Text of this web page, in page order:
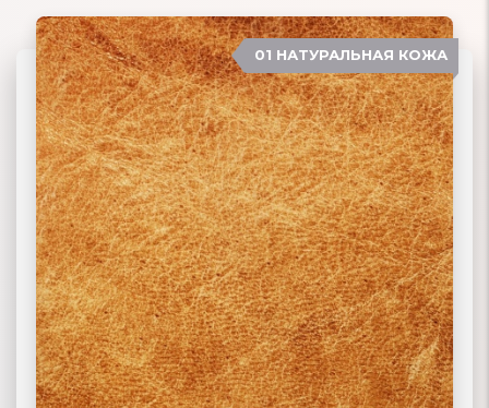
04 ЗАМША 01 НАТУРАЛЬНАЯ КОЖА
02 ЭКОКОЖА
03 ИСКУССТВЕННАЯ КОЖА